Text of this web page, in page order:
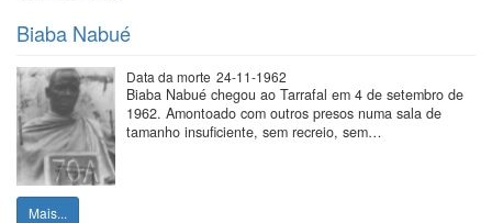
Biaba Nabué
Data da morte 24-11-1962
Biaba Nabué chegou ao Tarrafal em 4 de setembro de
1962. Amontoado com outros presos numa sala de
tamanho insuficiente, sem recreio, sem…
Mais...